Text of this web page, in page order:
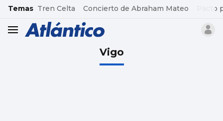
common.go-to-content
Temas Tren Celta Concierto de Abraham Mateo Pacto
header.menu.open
Vigo